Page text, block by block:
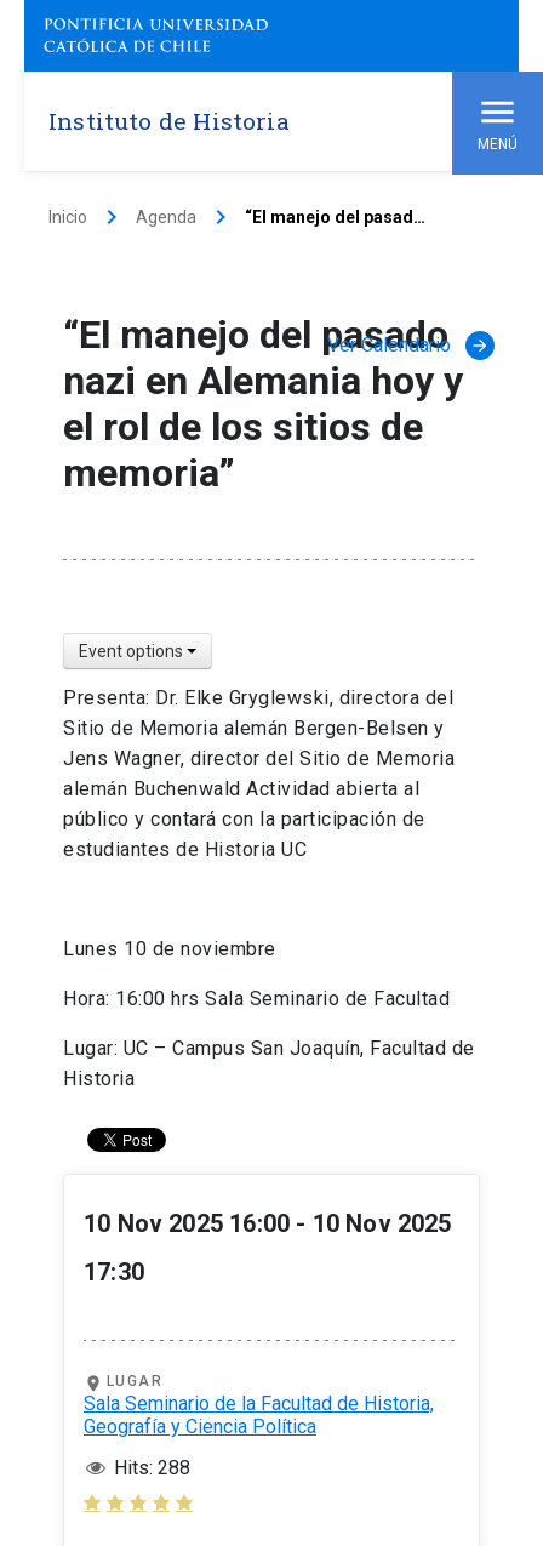
Instituto de Historia
MENÚ
Inicio keyboard_arrow_right Agenda keyboard_arrow_right “El manejo del pasado nazi en Alemania hoy y el rol de los sitios de memoria”
Ver Calendario arrow_forward
“El manejo del pasado
nazi en Alemania hoy y
el rol de los sitios de
memoria”
Event options
Presenta: Dr. Elke Gryglewski, directora del
Sitio de Memoria alemán Bergen-Belsen y
Jens Wagner, director del Sitio de Memoria
alemán Buchenwald Actividad abierta al
público y contará con la participación de
estudiantes de Historia UC
Lunes 10 de noviembre
Hora: 16:00 hrs Sala Seminario de Facultad
Lugar: UC – Campus San Joaquín, Facultad de
Historia
10 Nov 2025 16:00 - 10 Nov 2025
17:30
location_on LUGAR
Sala Seminario de la Facultad de Historia,
Geografía y Ciencia Política
Hits: 288